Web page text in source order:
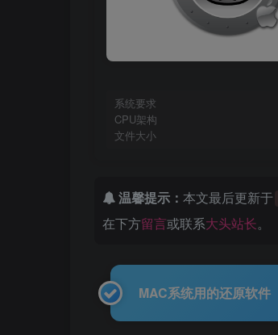
系统要求
CPU架构
文件大小
温馨提示： 本文最后更新于
在下方留言或联系大头站长。
MAC系统用的还原软件